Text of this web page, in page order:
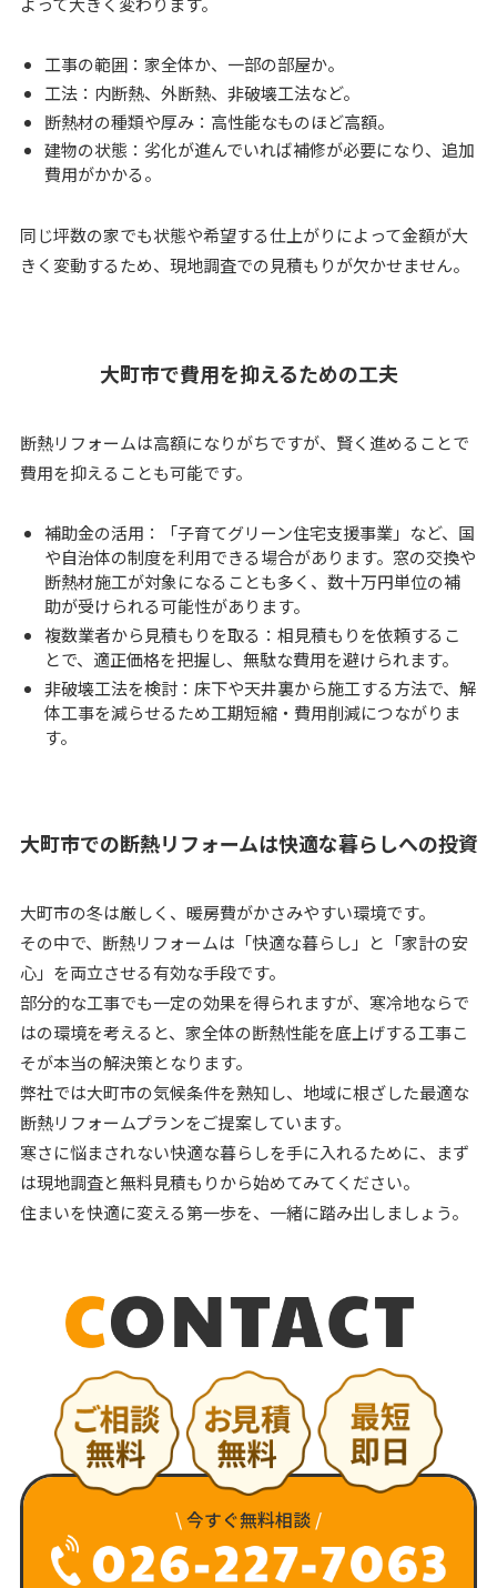
工事の範囲：家全体か、一部の部屋か。
工法：内断熱、外断熱、非破壊工法など。
断熱材の種類や厚み：高性能なものほど高額。
建物の状態：劣化が進んでいれば補修が必要になり、追加
費用がかかる。
同じ坪数の家でも状態や希望する仕上がりによって金額が大
きく変動するため、現地調査での見積もりが欠かせません。
大町市で費用を抑えるための工夫
断熱リフォームは高額になりがちですが、賢く進めることで
費用を抑えることも可能です。
補助金の活用：「子育てグリーン住宅支援事業」など、国
や自治体の制度を利用できる場合があります。窓の交換や
断熱材施工が対象になることも多く、数十万円単位の補
助が受けられる可能性があります。
複数業者から見積もりを取る：相見積もりを依頼するこ
とで、適正価格を把握し、無駄な費用を避けられます。
非破壊工法を検討：床下や天井裏から施工する方法で、解
体工事を減らせるため工期短縮・費用削減につながりま
す。
大町市での断熱リフォームは快適な暮らしへの投資
大町市の冬は厳しく、暖房費がかさみやすい環境です。
その中で、断熱リフォームは「快適な暮らし」と「家計の安
心」を両立させる有効な手段です。
部分的な工事でも一定の効果を得られますが、寒冷地ならで
はの環境を考えると、家全体の断熱性能を底上げする工事こ
そが本当の解決策となります。
弊社では大町市の気候条件を熟知し、地域に根ざした最適な
断熱リフォームプランをご提案しています。
寒さに悩まされない快適な暮らしを手に入れるために、まず
は現地調査と無料見積もりから始めてみてください。
住まいを快適に変える第一歩を、一緒に踏み出しましょう。
\今すぐ無料相談 /